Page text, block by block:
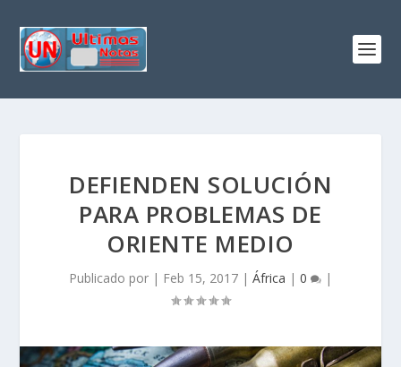
DEFIENDEN SOLUCIÓN
PARA PROBLEMAS DE
ORIENTE MEDIO
Publicado por | Feb 15, 2017 | África | 0 |